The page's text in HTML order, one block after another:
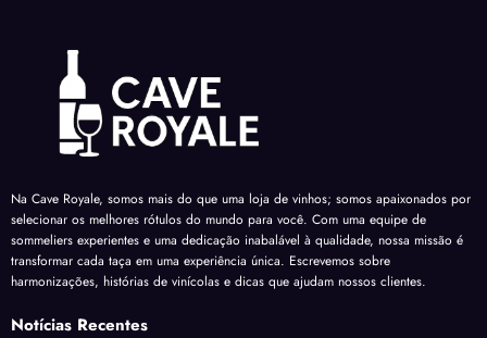
Na Cave Royale, somos mais do que uma loja de vinhos; somos apaixonados por
selecionar os melhores rótulos do mundo para você. Com uma equipe de
sommeliers experientes e uma dedicação inabalável à qualidade, nossa missão é
transformar cada taça em uma experiência única. Escrevemos sobre
harmonizações, histórias de vinícolas e dicas que ajudam nossos clientes.
Notícias Recentes